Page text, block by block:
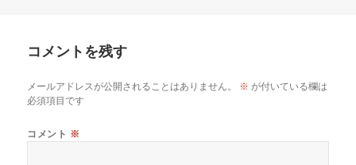
コメントを残す
メールアドレスが公開されることはありません。 ※ が付いている欄は
必須項目です
コメント ※